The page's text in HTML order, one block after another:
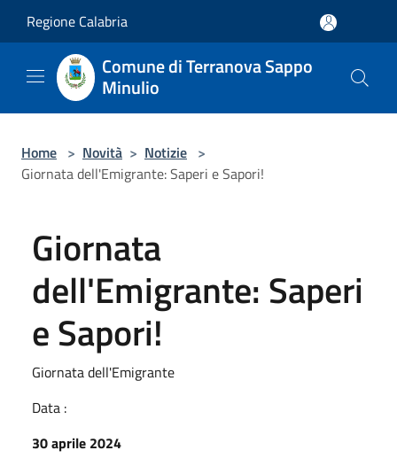
Regione Calabria
Comune di Terranova Sappo
Minulio
Home > Novità > Notizie >
Giornata dell'Emigrante: Saperi e Sapori!
Giornata
dell'Emigrante: Saperi
e Sapori!
Giornata dell'Emigrante
Data :
30 aprile 2024